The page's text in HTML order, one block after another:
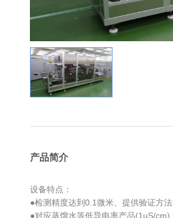
产品简介
设备特点：
●检测精度达到 0.1微米、提供验证方法
●对应蒸馏水等低导电率产品(1uS/cm)